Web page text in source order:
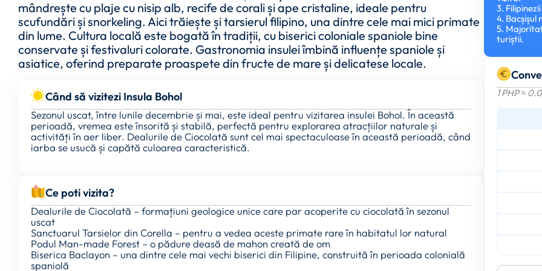
mândrește cu plaje cu nisip alb, recife de corali și ape cristaline, ideale pentru
scufundări și snorkeling. Aici trăiește și tarsierul filipino, una dintre cele mai mici primate
din lume. Cultura locală este bogată în tradiții, cu biserici coloniale spaniole bine
conservate și festivaluri colorate. Gastronomia insulei îmbină influențe spaniole și
asiatice, oferind preparate proaspete din fructe de mare și delicatese locale.
Când să vizitezi Insula Bohol
Sezonul uscat, între lunile decembrie și mai, este ideal pentru vizitarea insulei Bohol. În această
perioadă, vremea este însorită și stabilă, perfectă pentru explorarea atracțiilor naturale și
activități în aer liber. Dealurile de Ciocolată sunt cel mai spectaculoase în această perioadă, când
iarba se usucă și capătă culoarea caracteristică.
Ce poti vizita?
Dealurile de Ciocolată – formațiuni geologice unice care par acoperite cu ciocolată în sezonul
uscat
Sanctuarul Tarsielor din Corella – pentru a vedea aceste primate rare în habitatul lor natural
Podul Man-made Forest – o pădure deasă de mahon creată de om
Biserica Baclayon – una dintre cele mai vechi biserici din Filipine, construită în perioada colonială
spaniolă
3.
4.
5.
turiștii.
1 PHP ≈